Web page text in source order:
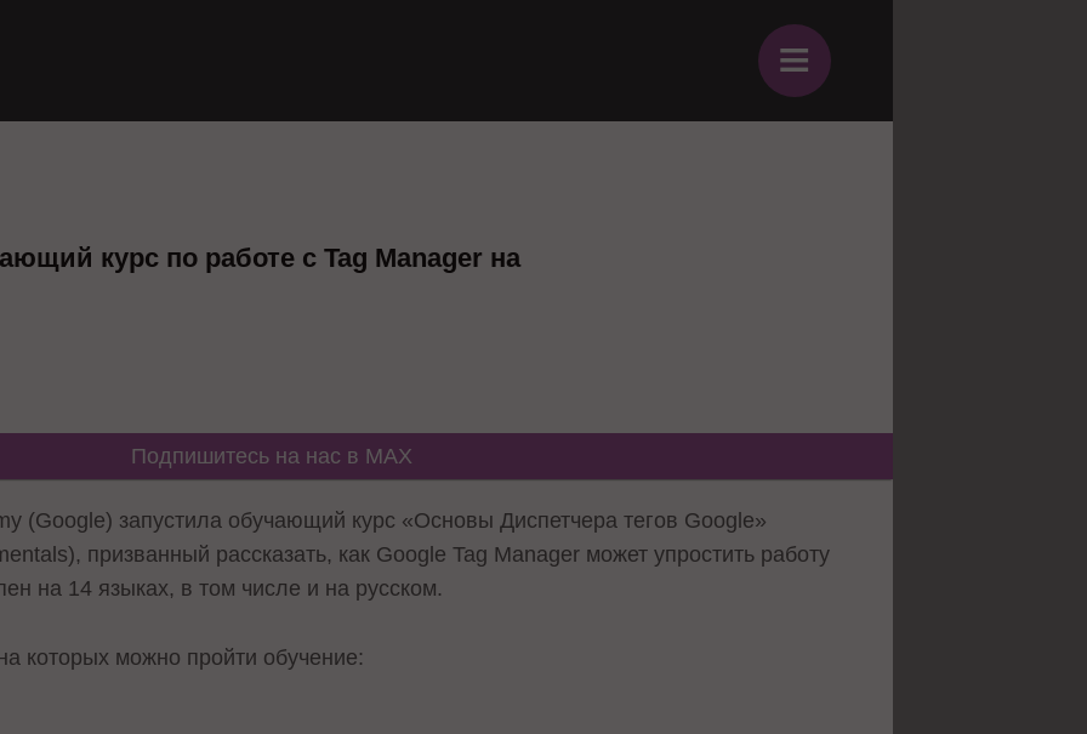
≡
курс по работе с Tag Manager на
Подпишитесь на нас в MAX
(Google) запустила обучающий курс «Основы Диспетчера тегов Google»
призванный рассказать, как Google Tag Manager может упростить работу
на 14 языках, в том числе и на русском.
которых можно пройти обучение: